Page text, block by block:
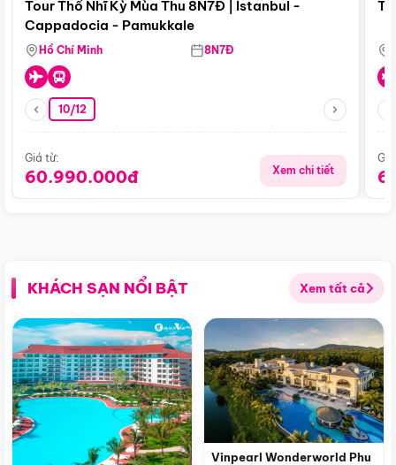
Tour Thổ Nhĩ Kỳ Mùa Thu 8N7Đ | Istanbul -
Cappadocia - Pamukkale
Hồ Chí Minh 8N7Đ
10/12
Giá từ:
60.990.000đ Xem chi tiết
KHÁCH SẠN NỔI BẬT Xem tất cả
Vinpearl Wonderworld Phu